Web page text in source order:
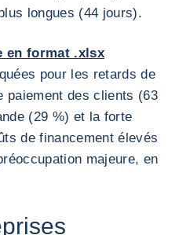
longues (44 jours).
en format .xlsx
pour les retards de
paiement des clients (63
(29 %) et la forte
de financement élevés
majeure, en